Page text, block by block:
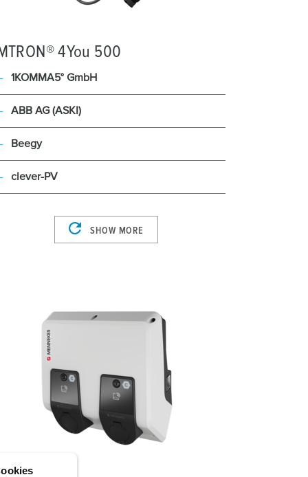
4You 500
1KOMMA5° GmbH
ABB AG (ASKI)
Beegy
clever-PV
SHOW MORE